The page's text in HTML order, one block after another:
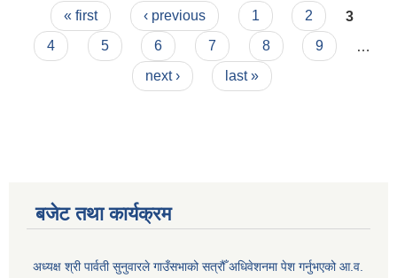
Pages
« first ‹ previous 1 2
3
4
5 6 7 8 9
next ›
last »
बजेट तथा कार्यक्रम
अध्यक्ष श्री पार्वती सुनुवारले गाउँसभाको सत्रौँ अधिवेशनमा पेश गर्नुभएको आ.व.